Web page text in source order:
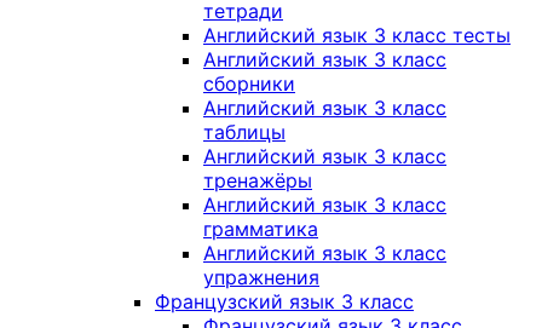
тетради
Английский язык 3 класс тесты
Английский язык 3 класс
сборники
Английский язык 3 класс
таблицы
Английский язык 3 класс
тренажёры
Английский язык 3 класс
грамматика
Английский язык 3 класс
упражнения
Французский язык 3 класс